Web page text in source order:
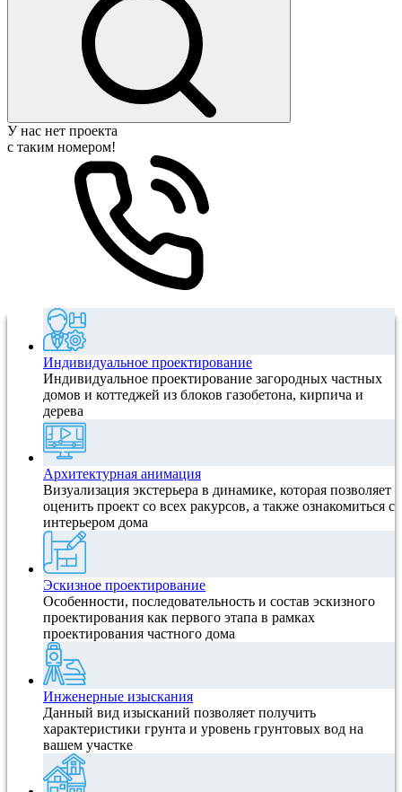
У нас нет проекта
с таким номером!
Индивидуальное проектирование
Индивидуальное проектирование загородных частных
домов и коттеджей из блоков газобетона, кирпича и
дерева
Архитектурная анимация
Визуализация экстерьера в динамике, которая позволяет
оценить проект со всех ракурсов, а также ознакомиться с
интерьером дома
Эскизное проектирование
Особенности, последовательность и состав эскизного
проектирования как первого этапа в рамках
проектирования частного дома
Инженерные изыскания
Данный вид изысканий позволяет получить
характеристики грунта и уровень грунтовых вод на
вашем участке